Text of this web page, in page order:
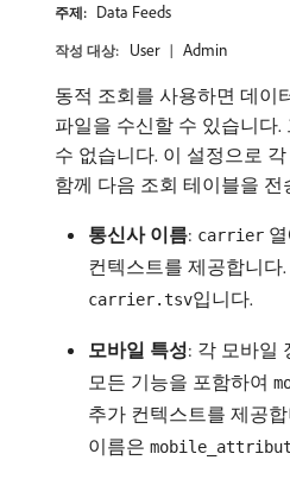
주제: Data Feeds
작성 대상: User Admin
동적 조회를 사용하면 데이
파일을 수신할 수 있습니다
수 없습니다. 이 설정으로
함께 다음 조회 테이블을 전
통신사 이름: carrier
컨텍스트를 제공합니다
carrier.tsv입니다.
모바일 특성: 각 모바일
모든 기능을 포함하여
추가 컨텍스트를 제공
이름은